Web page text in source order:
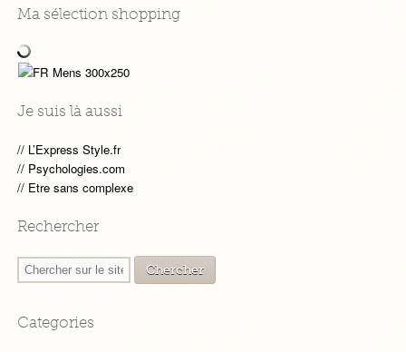
Ma sélection shopping
Je suis là aussi
L’Express Style.fr
Psychologies.com
Etre sans complexe
Rechercher
Categories